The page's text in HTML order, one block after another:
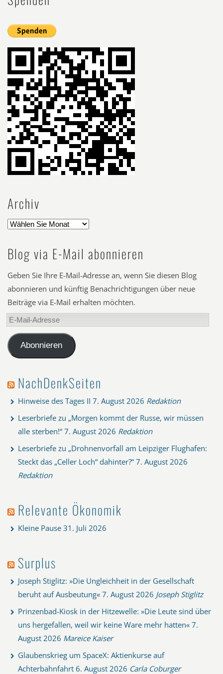
Archiv
Blog via E-Mail abonnieren
Geben Sie Ihre E-Mail-Adresse an, wenn Sie diesen Blog
abonnieren und künftig Benachrichtigungen über neue
Beiträge via E-Mail erhalten möchten.
E-
Mail-
AdresseAbonnieren
NachDenkSeiten
Hinweise des Tages II 7. August 2026 Redaktion
Leserbriefe zu „Morgen kommt der Russe, wir müssen
alle sterben!“ 7. August 2026 Redaktion
Leserbriefe zu „Drohnenvorfall am Leipziger Flughafen:
Steckt das „Celler Loch“ dahinter?“ 7. August 2026
Redaktion
Relevante Ökonomik
Kleine Pause 31. Juli 2026
Surplus
Joseph Stiglitz: »Die Ungleichheit in der Gesellschaft
beruht auf Ausbeutung« 7. August 2026 Joseph Stiglitz
Prinzenbad-Kiosk in der Hitzewelle: »Die Leute sind über
uns hergefallen, weil wir keine Ware mehr hatten« 7.
August 2026 Mareice Kaiser
Glaubenskrieg um SpaceX: Aktienkurse auf
Achterbahnfahrt 6. August 2026 Carla Coburger